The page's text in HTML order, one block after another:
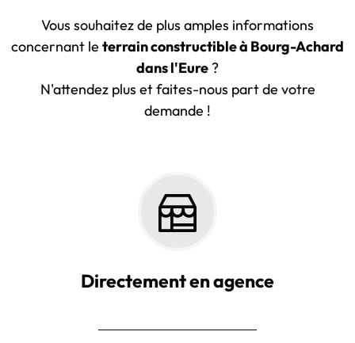
Vous souhaitez de plus amples informations
concernant le terrain constructible à Bourg-Achard
dans l'Eure ?
N'attendez plus et faites-nous part de votre
demande !
Directement en agence